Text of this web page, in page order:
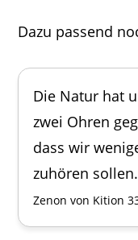
Dazu passend
Die Natur hat
zwei Ohren
dass wir
zuhören sollen.
Zenon von Kition